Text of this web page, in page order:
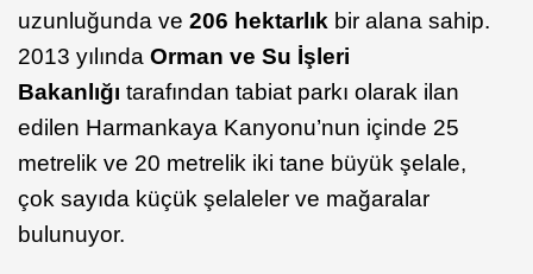
uzunluğunda ve 206 hektarlık bir alana sahip.
2013 yılında Orman ve Su İşleri
Bakanlığı tarafından tabiat parkı olarak ilan
edilen Harmankaya Kanyonu’nun içinde 25
metrelik ve 20 metrelik iki tane büyük şelale,
çok sayıda küçük şelaleler ve mağaralar
bulunuyor.